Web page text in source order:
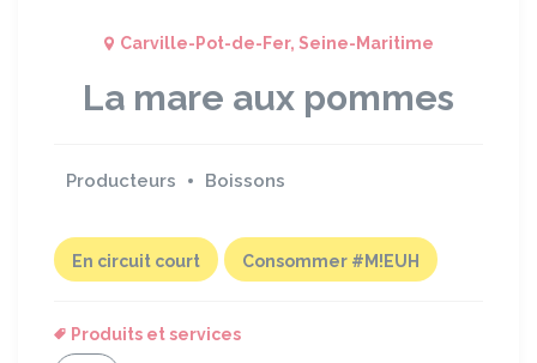
Carville-Pot-de-Fer, Seine-Maritime
La mare aux pommes
Producteurs Boissons
En circuit court Consommer #M!EUH
Produits et services